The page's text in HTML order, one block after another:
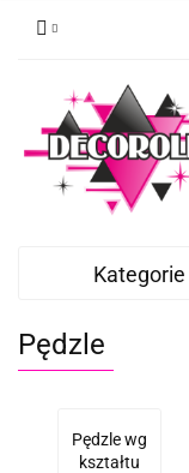
Kategorie
Pędzle
Pędzle wg
kształtu